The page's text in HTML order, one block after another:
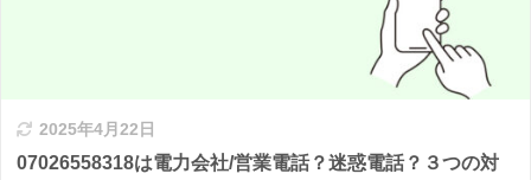
2025年4月22日
07026558318は電力会社/営業電話？迷惑電話？３つの対